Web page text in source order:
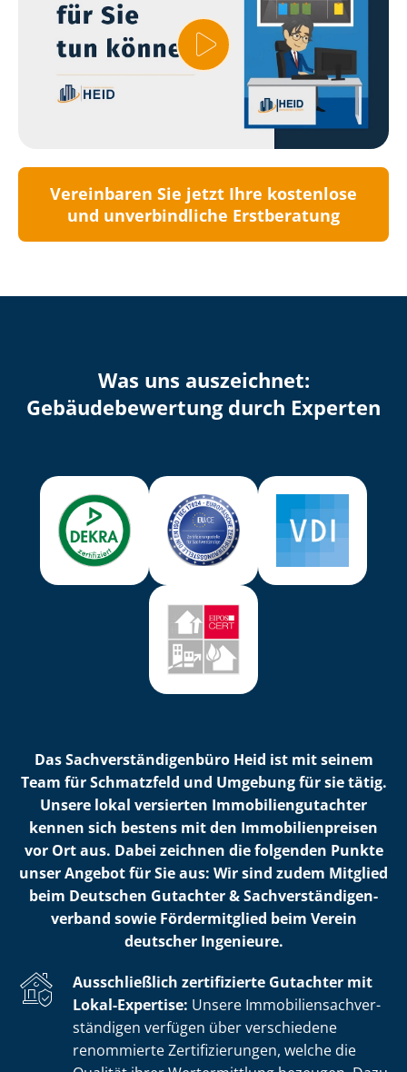
Vereinbaren Sie jetzt Ihre kostenlose
und unverbindliche Erstberatung
Was uns auszeichnet:
Ge­bäu­de­be­wer­tung durch Experten
Das Sach­ver­stän­di­gen­bü­ro Heid ist mit seinem
Team für Schmatzfeld und Umgebung für sie tätig.
Unsere lokal versierten Im­mo­bi­li­en­gut­ach­ter
kennen sich bestens mit den Im­mo­bi­li­en­prei­sen
vor Ort aus. Dabei zeichnen die folgenden Punkte
unser Angebot für Sie aus: Wir sind zudem Mitglied
beim Deutschen Gutachter & Sach­ver­stän­di­gen­
ver­band sowie Fördermitglied beim Verein
deutscher Ingenieure.
Ausschließlich zertifizierte Gutachter mit
Lokal-Expertise: Unsere Im­mo­bi­li­en­sach­ver­
stän­di­gen verfügen über verschiedene
renommierte Zer­ti­fi­zie­run­gen, welche die